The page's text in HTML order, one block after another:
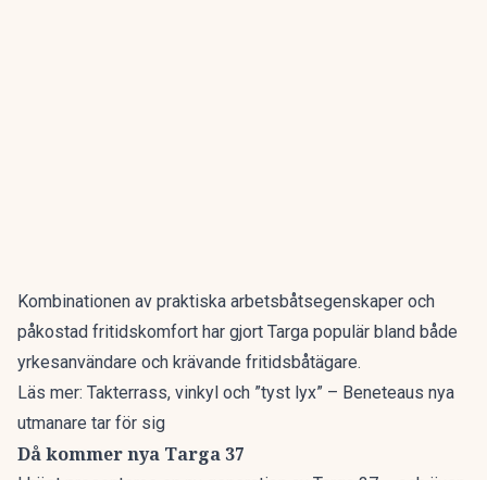
Kombinationen av praktiska arbetsbåtsegenskaper och
påkostad fritidskomfort har gjort Targa populär bland både
yrkesanvändare och krävande fritidsbåtägare.
Läs mer: Takterrass, vinkyl och ”tyst lyx” – Beneteaus nya
utmanare tar för sig
Då kommer nya Targa 37